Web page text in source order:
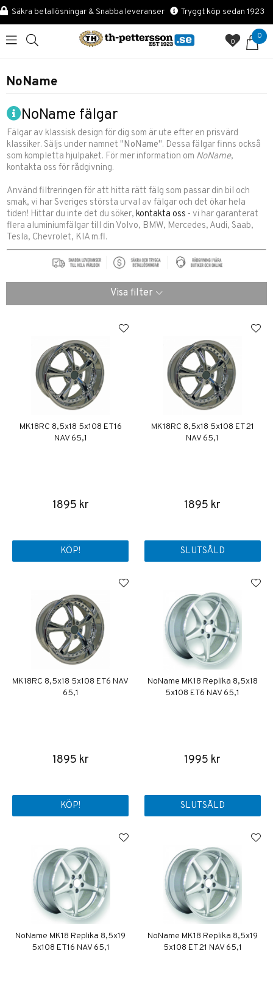
Säkra betallösningar & Snabba leveranser Tryggt köp sedan 1923
0
0
NoName
NoName fälgar
Fälgar av klassisk design för dig som är ute efter en prisvärd
klassiker. Säljs under namnet "NoName". Dessa fälgar finns också
som kompletta hjulpaket. För mer information om NoName,
kontakta oss för rådgivning.
Använd filtreringen för att hitta rätt fälg som passar din bil och
smak, vi har Sveriges största urval av fälgar och det ökar hela
tiden! Hittar du inte det du söker, kontakta oss - vi har garanterat
flera aluminiumfälgar till din Volvo, BMW, Mercedes, Audi, Saab,
Tesla, Chevrolet, KIA m.fl.
Visa filter
MK18RC 8,5x18 5x108 ET16
NAV 65,1
1895 kr
KÖP!
MK18RC 8,5x18 5x108 ET21
NAV 65,1
1895 kr
SLUTSÅLD
MK18RC 8,5x18 5x108 ET6 NAV
65,1
1895 kr
KÖP!
NoName MK18 Replika 8,5x18
5x108 ET6 NAV 65,1
1995 kr
SLUTSÅLD
NoName MK18 Replika 8,5x19
5x108 ET16 NAV 65,1
NoName MK18 Replika 8,5x19
5x108 ET21 NAV 65,1